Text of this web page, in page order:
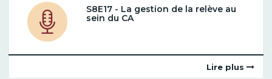
S8E17 - La gestion de la relève au
sein du CA
Lire plus